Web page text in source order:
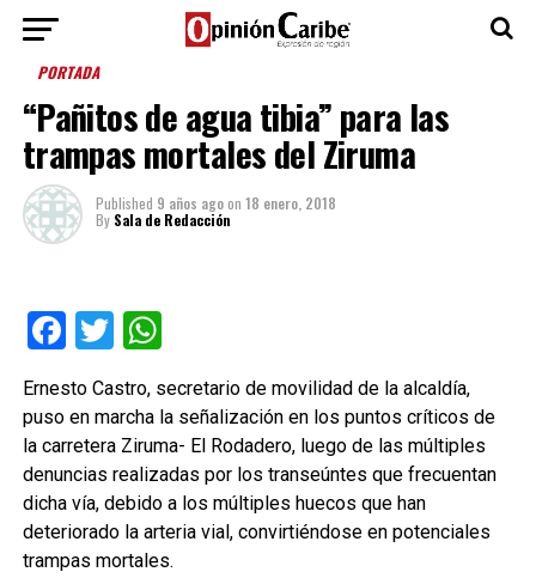
PORTADA
“Pañitos de agua tibia” para las
trampas mortales del Ziruma
Published 9 años agoon 18 enero, 2018
By Sala de Redacción
Facebook
TwitterWhatsApp
Ernesto Castro, secretario de movilidad de la alcaldía,
puso en marcha la señalización en los puntos críticos de
la carretera Ziruma- El Rodadero, luego de las múltiples
denuncias realizadas por los transeúntes que frecuentan
dicha vía, debido a los múltiples huecos que han
deteriorado la arteria vial, convirtiéndose en potenciales
trampas mortales.